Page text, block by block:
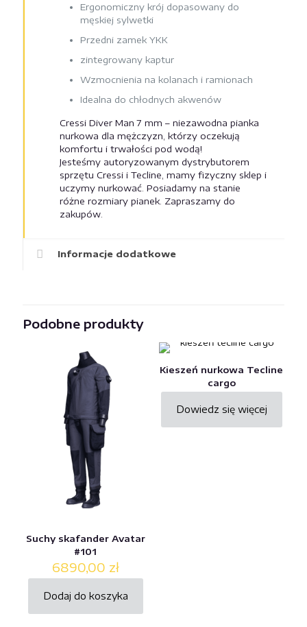
Ergonomiczny krój dopasowany do
męskiej sylwetki
Przedni zamek YKK
zintegrowany kaptur
Wzmocnienia na kolanach i ramionach
Idealna do chłodnych akwenów
Cressi Diver Man 7 mm – niezawodna pianka
nurkowa dla mężczyzn, którzy oczekują
komfortu i trwałości pod wodą!
Jesteśmy autoryzowanym dystrybutorem
sprzętu Cressi i Tecline, mamy fizyczny sklep i
uczymy nurkować. Posiadamy na stanie
różne rozmiary pianek. Zapraszamy do
zakupów.
Informacje dodatkowe
Podobne produkty
Suchy skafander Avatar
#101
6890,00 zł
Dodaj do koszyka
Kieszeń nurkowa Tecline
cargo
Dowiedz się więcej